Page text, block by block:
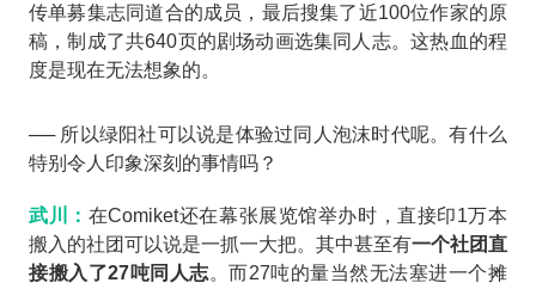
传单募集志同道合的成员，最后搜集了近100位作家的原
稿，制成了共640页的剧场动画选集同人志。这热血的程
度是现在无法想象的。
── 所以绿阳社可以说是体验过同人泡沫时代呢。有什么
特别令人印象深刻的事情吗？
武川： 在Comiket还在幕张展览馆举办时，直接印1万本
搬入的社团可以说是一抓一大把。其中甚至有一个社团直
接搬入了27吨同人志。而27吨的量当然无法塞进一个摊